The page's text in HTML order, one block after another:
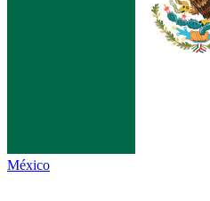
México